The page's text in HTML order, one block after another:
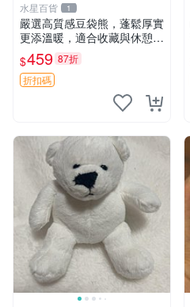
水星百貨 1
嚴選高質感豆袋熊，蓬鬆厚實
更添溫暖，適合收藏與休憩。
前胸填充飽滿，背部亦具優雅
設計。 豆袋熊 保暖 溫柔 蓬
松
$459 87折
折扣碼